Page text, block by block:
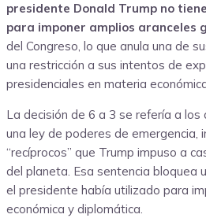
presidente Donald Trump no
para imponer amplios aranceles
del Congreso, lo que anula una de
una restricción a sus intentos de
presidenciales en materia
La decisión de 6 a 3 se refería a
una ley de poderes de emergencia,
“recíprocos” que Trump impuso a
del planeta. Esa sentencia bloquea
el presidente había utilizado para
económica y diplomática.